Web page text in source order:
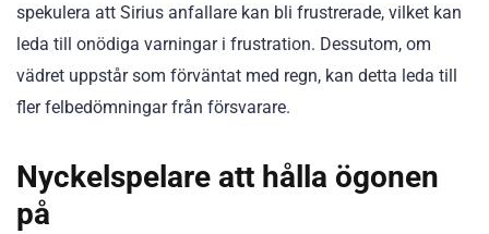
spekulera att Sirius anfallare kan bli frustrerade, vilket kan
leda till onödiga varningar i frustration. Dessutom, om
vädret uppstår som förväntat med regn, kan detta leda till
fler felbedömningar från försvarare.
Nyckelspelare att hålla ögonen
på